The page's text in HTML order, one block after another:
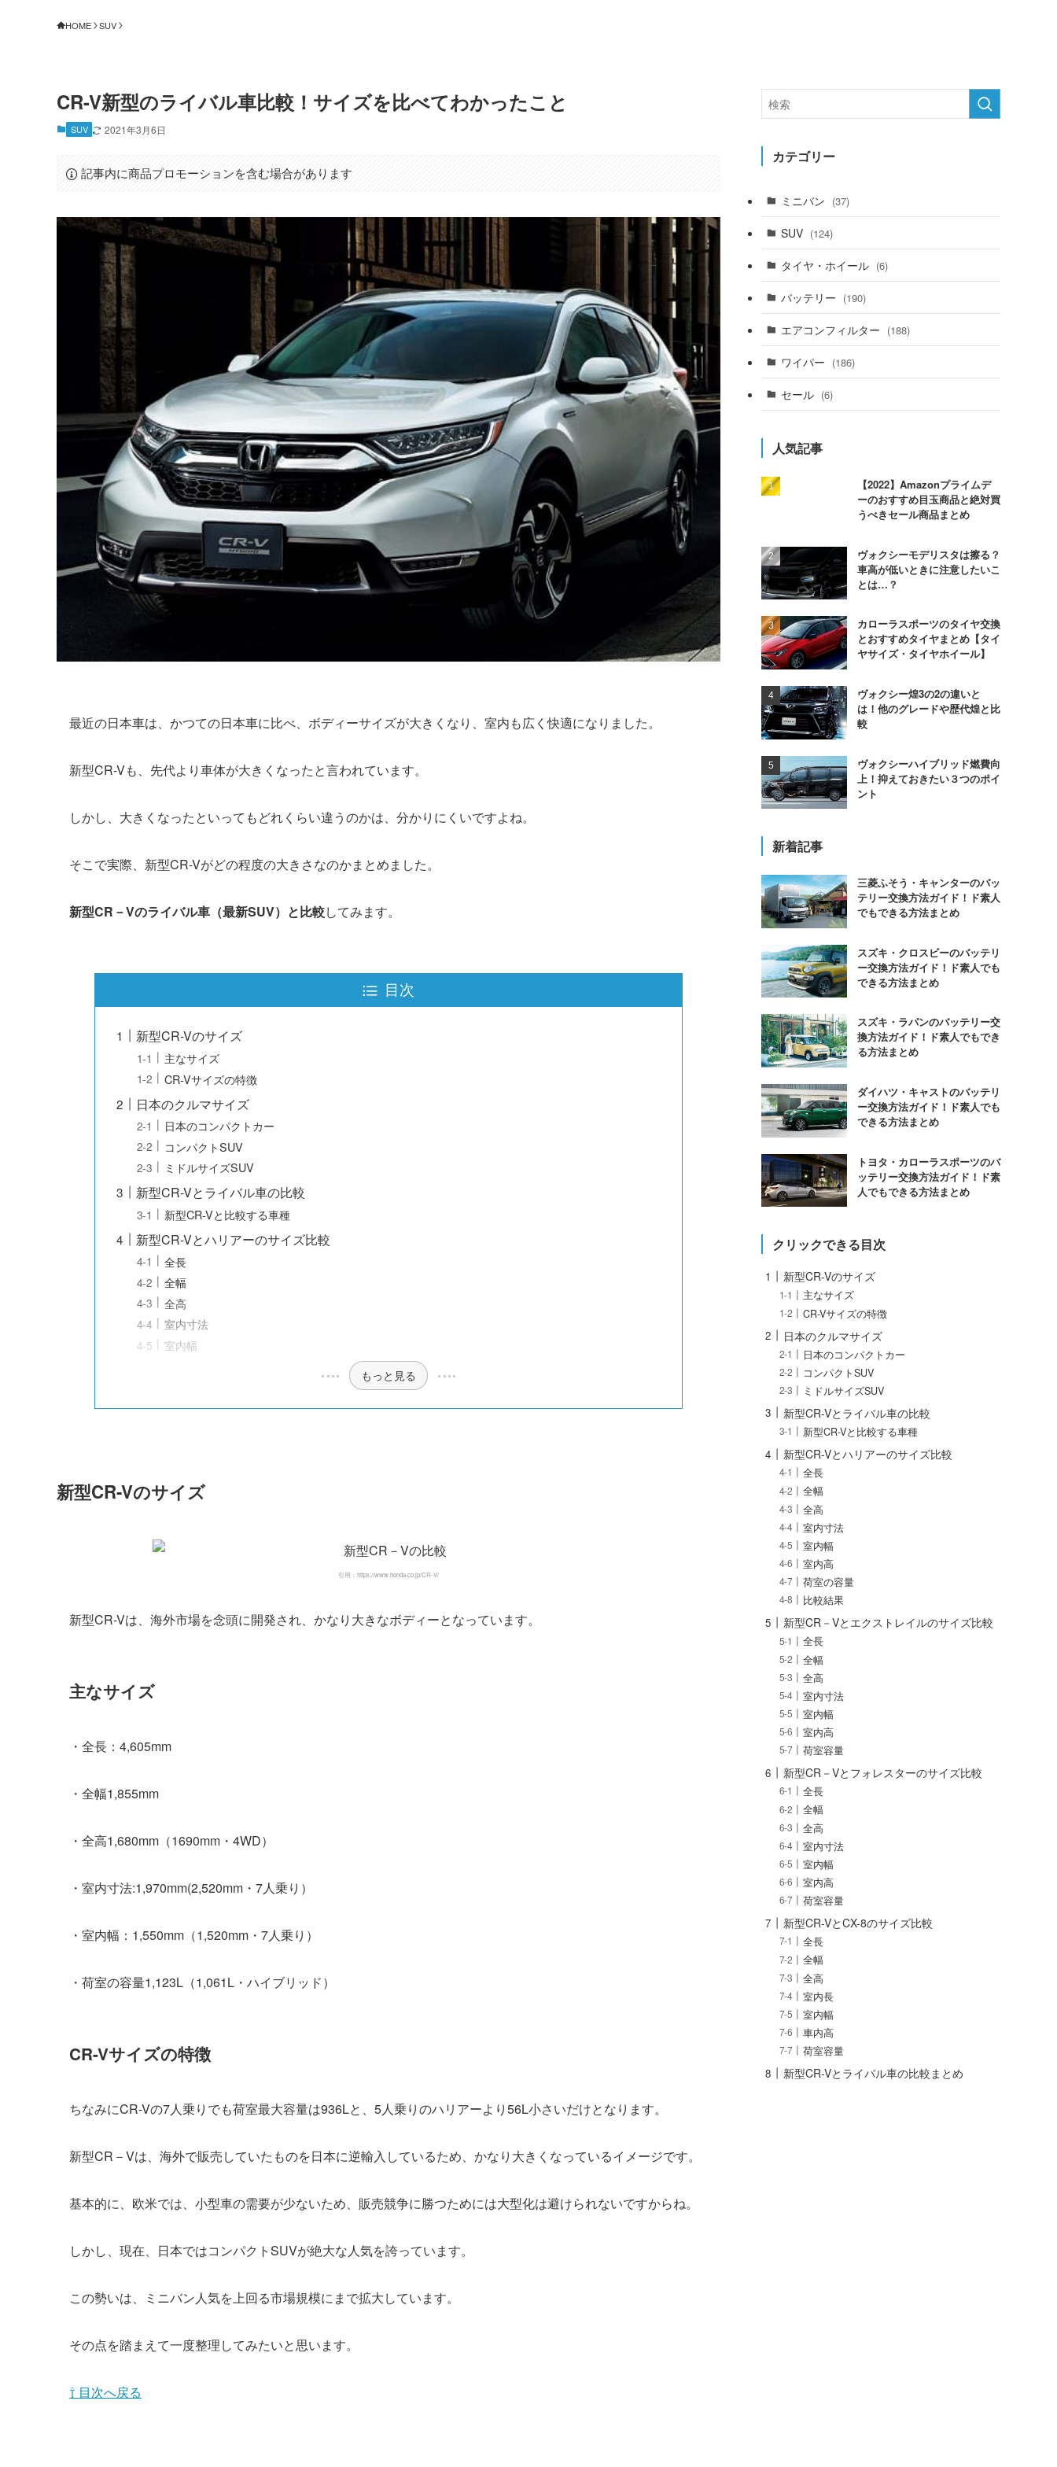
HOME SUV
CR-V新型のライバル車比較！サイズを比べてわかったこと
SUV 2021年3月6日
記事内に商品プロモーションを含む場合があります
最近の日本車は、かつての日本車に比べ、ボディーサイズが大きくなり、室内も広く快適になりました。
新型CR-Vも、先代より車体が大きくなったと言われています。
しかし、大きくなったといってもどれくらい違うのかは、分かりにくいですよね。
そこで実際、新型CR-Vがどの程度の大きさなのかまとめました。
新型CR－Vのライバル車（最新SUV）と比較してみます。
目次
新型CR-Vのサイズ
主なサイズ
CR-Vサイズの特徴
日本のクルマサイズ
日本のコンパクトカー
コンパクトSUV
ミドルサイズSUV
新型CR-Vとライバル車の比較
新型CR-Vと比較する車種
新型CR-Vとハリアーのサイズ比較
全長
全幅
全高
室内寸法
室内幅
もっと見る
新型CR-Vのサイズ
引用：https://www.honda.co.jp/CR-V/
新型CR-Vは、海外市場を念頭に開発され、かなり大きなボディーとなっています。
主なサイズ
・全長：4,605mm
・全幅1,855mm
・全高1,680mm（1690mm・4WD）
・室内寸法:1,970mm(2,520mm・7人乗り）
・室内幅：1,550mm（1,520mm・7人乗り）
・荷室の容量1,123L（1,061L・ハイブリッド）
CR-Vサイズの特徴
ちなみにCR-Vの7人乗りでも荷室最大容量は936Lと、5人乗りのハリアーより56L小さいだけとなります。
新型CR－Vは、海外で販売していたものを日本に逆輸入しているため、かなり大きくなっているイメージです。
基本的に、欧米では、小型車の需要が少ないため、販売競争に勝つためには大型化は避けられないですからね。
しかし、現在、日本ではコンパクトSUVが絶大な人気を誇っています。
この勢いは、ミニバン人気を上回る市場規模にまで拡大しています。
その点を踏まえて一度整理してみたいと思います。
⇧ 目次へ戻る
カテゴリー
ミニバン (37)
SUV (124)
タイヤ・ホイール (6)
バッテリー (190)
エアコンフィルター (188)
ワイパー (186)
セール (6)
人気記事
【2022】Amazonプライムデ
ーのおすすめ目玉商品と絶対買
うべきセール商品まとめ
ヴォクシーモデリスタは擦る？
車高が低いときに注意したいこ
とは…？
カローラスポーツのタイヤ交換
とおすすめタイヤまとめ【タイ
ヤサイズ・タイヤホイール】
ヴォクシー煌3の2の違いと
は！他のグレードや歴代煌と比
較
ヴォクシーハイブリッド燃費向
上！抑えておきたい３つのポイ
ント
新着記事
三菱ふそう・キャンターのバッ
テリー交換方法ガイド！ド素人
でもできる方法まとめ
スズキ・クロスビーのバッテリ
ー交換方法ガイド！ド素人でも
できる方法まとめ
スズキ・ラパンのバッテリー交
換方法ガイド！ド素人でもでき
る方法まとめ
ダイハツ・キャストのバッテリ
ー交換方法ガイド！ド素人でも
できる方法まとめ
トヨタ・カローラスポーツのバ
ッテリー交換方法ガイド！ド素
人でもできる方法まとめ
クリックできる目次
新型CR-Vのサイズ
主なサイズ
CR-Vサイズの特徴
日本のクルマサイズ
日本のコンパクトカー
コンパクトSUV
ミドルサイズSUV
新型CR-Vとライバル車の比較
新型CR-Vと比較する車種
新型CR-Vとハリアーのサイズ比較
全長
全幅
全高
室内寸法
室内幅
室内高
荷室の容量
比較結果
新型CR－Vとエクストレイルのサイズ比較
全長
全幅
全高
室内寸法
室内幅
室内高
荷室容量
新型CR－Vとフォレスターのサイズ比較
全長
全幅
全高
室内寸法
室内幅
室内高
荷室容量
新型CR-VとCX-8のサイズ比較
全長
全幅
全高
室内長
室内幅
車内高
荷室容量
新型CR-Vとライバル車の比較まとめ